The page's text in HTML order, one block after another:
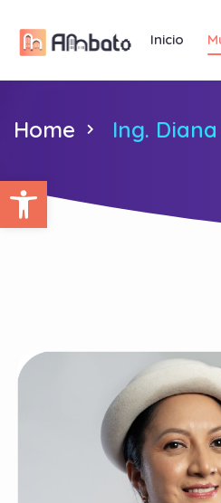
Abrir barra de
Inicio
Home Ing.